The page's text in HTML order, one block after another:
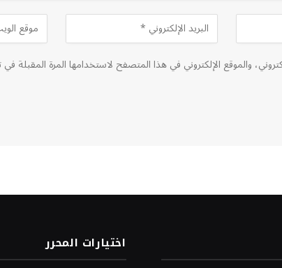
والموقع الإلكتروني في هذا المتصفح لاستخدامها المرة المقبلة
اختيارات المحرر